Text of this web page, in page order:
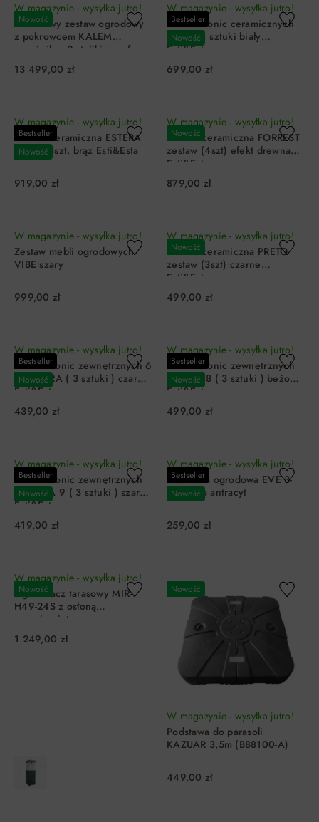
Nowość
W magazynie - wysyłka jutro!
Modułowy zestaw ogrodowy
z pokrowcem KALEM
narożnik + 2 stoliki + pufa
beżowy Esti&Esta
13 499,00 zł
Bestseller
Nowość
W magazynie - wysyłka jutro!
Zestaw donic ceramicznych
PRETO 4 sztuki biały
Esti&Esta
699,00 zł
Bestseller
Nowość
W magazynie - wysyłka jutro!
Donica ceramiczna ESTERA
zestaw 3szt. brąz Esti&Esta
919,00 zł
Nowość
W magazynie - wysyłka jutro!
Donica ceramiczna FORREST
zestaw (4szt) efekt drewna
Esti&Esta
879,00 zł
W magazynie - wysyłka jutro!
Zestaw mebli ogrodowych
VIBE szary
999,00 zł
Nowość
W magazynie - wysyłka jutro!
Donica ceramiczna PRETO
zestaw (3szt) czarne
Esti&Esta
499,00 zł
Bestseller
Nowość
W magazynie - wysyłka jutro!
Zestaw donic zewnętrznych 6
NOCTURA ( 3 sztuki ) czarne
Esti&Esta
439,00 zł
Bestseller
Nowość
W magazynie - wysyłka jutro!
Zestaw donic zewnętrznych
CALIZA 8 ( 3 sztuki ) beżowy
Esti&Esta
499,00 zł
Bestseller
Nowość
W magazynie - wysyłka jutro!
Zestaw donic zewnętrznych
ASHORA 9 ( 3 sztuki ) szare
Esti&Esta
419,00 zł
Bestseller
Nowość
W magazynie - wysyłka jutro!
Huśtawka ogrodowa EVE 3-
osobowa antracyt
259,00 zł
Nowość
W magazynie - wysyłka jutro!
Ogrzewacz tarasowy MIR-
H49-24S z osłoną
przeciwwiatrową czarny
1 249,00 zł
Nowość
W magazynie - wysyłka jutro!
Podstawa do parasoli
KAZUAR 3,5m (B88100-A)
449,00 zł